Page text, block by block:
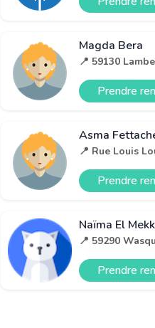
Magda Bera
📍 59130
Prendre
Asma
📍 Rue Louis
Prendre
Naïma El
📍 59290
Prendre